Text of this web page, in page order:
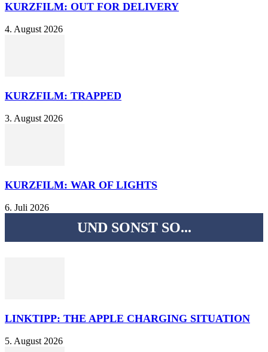
KURZFILM: OUT FOR DELIVERY
4. August 2026
KURZFILM: TRAPPED
3. August 2026
KURZFILM: WAR OF LIGHTS
6. Juli 2026
UND SONST SO...
LINKTIPP: THE APPLE CHARGING SITUATION
5. August 2026